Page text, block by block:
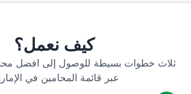
كيف نعمل؟
ثلاث خطوات بسيطة للوصول إلى افضل
عبر قائمة المحامين في